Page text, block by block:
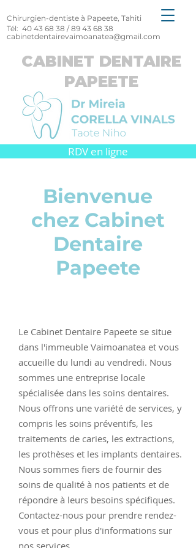
CABINET DENTAIRE
PAPEETE
Chirurgien-dentiste à Papeete, Tahiti
Tél: 40 43 68 38 /89 43 68 38
cabinetdentairevaimoanatea@gmail.com
RDV en ligne
Bienvenue
chez Cabinet
Dentaire
Papeete
Le Cabinet Dentaire Papeete se situe
dans l'immeuble Vaimoanatea et vous
accueille du lundi au vendredi. Nous
sommes une entreprise locale
spécialisée dans les soins dentaires.
Nous offrons une variété de services, y
compris les soins préventifs, les
traitements de caries, les extractions,
les prothèses et les implants dentaires.
Nous sommes fiers de fournir des
soins de qualité à nos patients et de
répondre à leurs besoins spécifiques.
Contactez-nous pour prendre rendez-
vous et pour plus d'informations sur
nos services.